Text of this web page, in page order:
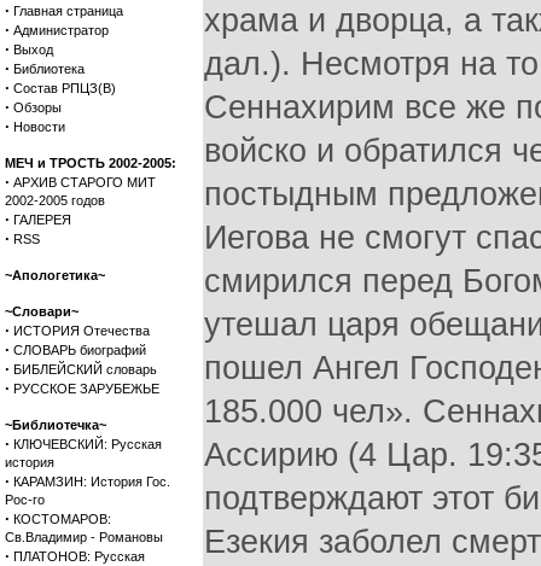
· Главная страница
· Администратор
· Выход
· Библиотека
· Состав РПЦЗ(В)
· Обзоры
· Новости
МЕЧ и ТРОСТЬ 2002-2005:
· АРХИВ СТАРОГО МИТ
2002-2005 годов
· ГАЛЕРЕЯ
· RSS
~Апологетика~
~Словари~
· ИСТОРИЯ Отечества
· СЛОВАРЬ биографий
· БИБЛЕЙСКИЙ словарь
· РУССКОЕ ЗАРУБЕЖЬЕ
~Библиотечка~
· КЛЮЧЕВСКИЙ: Русская
история
· КАРАМЗИН: История Гос.
Рос-го
· КОСТОМАРОВ:
Св.Владимир - Романовы
· ПЛАТОНОВ: Русская
храма и дворца, а
дал.). Несмотря на
Сеннахирим все же
войско и обратился
постыдным
Иегова не смогут
смирился перед
утешал царя
пошел Ангел
185.000 чел».
Ассирию (4 Цар.
подтверждают этот
Езекия заболел